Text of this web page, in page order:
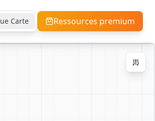
Carte Ressources premium